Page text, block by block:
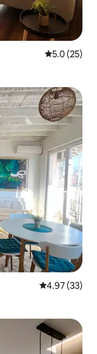
คะแนนเฉลี่ย
5.0 (25)
คะแนนเฉลี่ย
4.97 (33)